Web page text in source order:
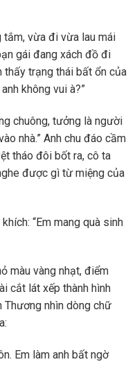
tắm, vừa đi vừa lau mái
gái đang xách đồ đi
thấy trạng thái bất ổn của
không vui à?”
chuông, tưởng là người
nhà.” Anh chu đáo cầm
tháo đôi bốt ra, cô ta
được gì từ miệng của
“Em mang quà sinh
màu vàng nhạt, điểm
cắt lát xếp thành hình
Thương nhìn dòng chữ
Em làm anh bất ngờ